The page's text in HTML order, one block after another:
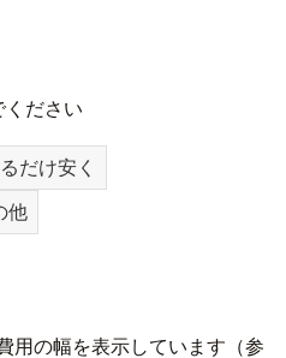
ください
だけ安く
他
用の幅を表示しています（参